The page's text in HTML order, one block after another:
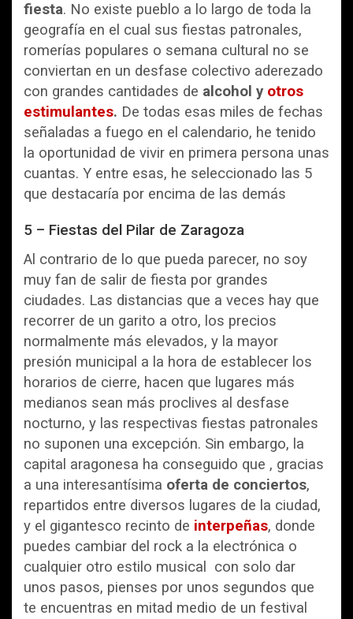
fiesta. No existe pueblo a lo largo de toda la
geografía en el cual sus fiestas patronales,
romerías populares o semana cultural no se
conviertan en un desfase colectivo aderezado
con grandes cantidades de alcohol y otros
estimulantes. De todas esas miles de fechas
señaladas a fuego en el calendario, he tenido
la oportunidad de vivir en primera persona unas
cuantas. Y entre esas, he seleccionado las 5
que destacaría por encima de las demás
5 – Fiestas del Pilar de Zaragoza
Al contrario de lo que pueda parecer, no soy
muy fan de salir de fiesta por grandes
ciudades. Las distancias que a veces hay que
recorrer de un garito a otro, los precios
normalmente más elevados, y la mayor
presión municipal a la hora de establecer los
horarios de cierre, hacen que lugares más
medianos sean más proclives al desfase
nocturno, y las respectivas fiestas patronales
no suponen una excepción. Sin embargo, la
capital aragonesa ha conseguido que , gracias
a una interesantísima oferta de conciertos,
repartidos entre diversos lugares de la ciudad,
y el gigantesco recinto de interpeñas, donde
puedes cambiar del rock a la electrónica o
cualquier otro estilo musical con solo dar
unos pasos, pienses por unos segundos que
te encuentras en mitad medio de un festival